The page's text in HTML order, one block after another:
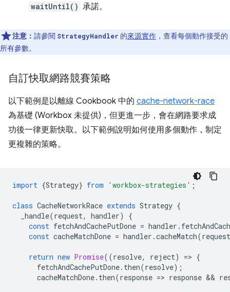
waitUntil() 承諾。
注意： 請參閱 StrategyHandler 的來源實作 ，查看每個動作接受的
所有參數。
自訂快取網路競賽策略
以下範例是以離線 Cookbook 中的 cache-network-race
為基礎 (Workbox 未提供)，但更進一步，會在網路要求成
功後一律更新快取。以下範例說明如何使用多個動作，制定
更複雜的策略。
import {Strategy} from 'workbox-strategies' ;
class CacheNetworkRace extends Strategy {
_handle(request, handler)
{
const fetchAndCachePutDone = handler .
const cacheMatchDone = handler .cacheMatch(request
return new Promise((resolve, reject) => {
fetchAndCachePutDone. then(resolve);
cacheMatchDone. then(response => response &&